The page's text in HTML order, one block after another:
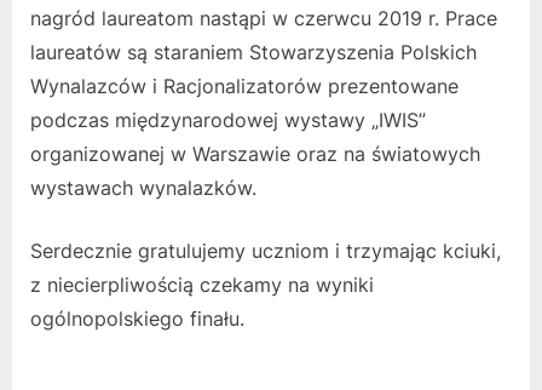
nagród laureatom nastąpi w czerwcu 2019 r. Prace
laureatów są staraniem Stowarzyszenia Polskich
Wynalazców i Racjonalizatorów prezentowane
podczas międzynarodowej wystawy „IWIS”
organizowanej w Warszawie oraz na światowych
wystawach wynalazków.
Serdecznie gratulujemy uczniom i trzymając kciuki,
z niecierpliwością czekamy na wyniki
ogólnopolskiego finału.